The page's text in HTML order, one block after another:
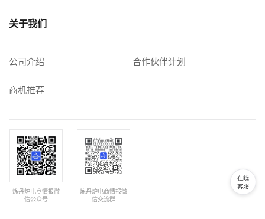
关于我们
公司介绍 合作伙伴计划
商机推荐
炼丹炉电商情报微
信公众号
炼丹炉电商情报微
信交流群
在线
客服